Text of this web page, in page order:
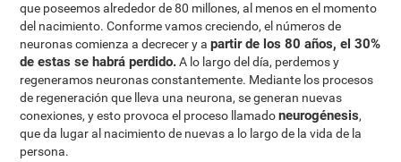
que poseemos alrededor de 80 millones, al menos en el momento
del nacimiento. Conforme vamos creciendo, el números de
neuronas comienza a decrecer y apartir de los 80 años, el 30%
de estas se habrá perdido.A lo largo del día, perdemos y
regeneramos neuronas constantemente. Mediante los procesos
de regeneración que lleva una neurona, se generan nuevas
conexiones, y esto provoca el proceso llamadoneurogénesis,
que da lugar al nacimiento de nuevas a lo largo de la vida de la
persona.